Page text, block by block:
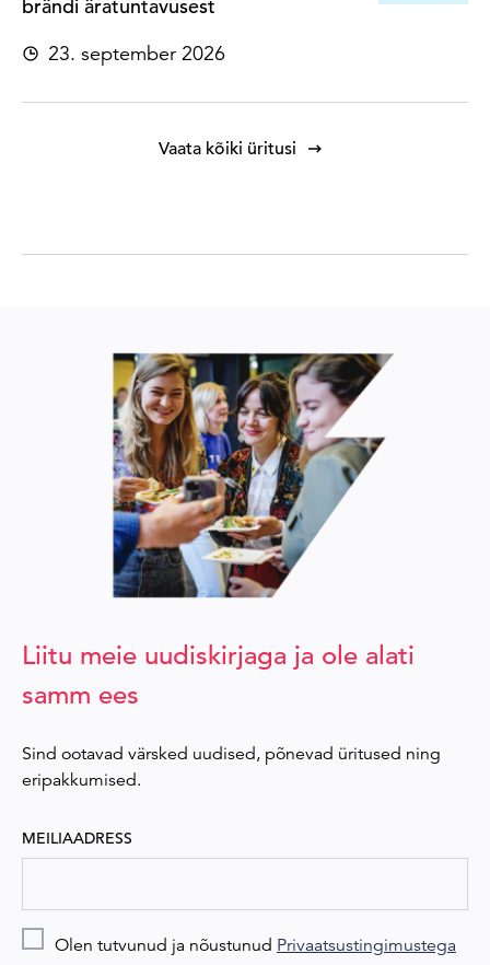
brändi äratuntavusest
23. september 2026
Vaata kõiki üritusi
Liitu meie uudiskirjaga ja ole alati
samm ees
Sind ootavad värsked uudised, põnevad üritused ning
eripakkumised.
MEILIAADRESS
Olen tutvunud ja nõustunud Privaatsustingimustega